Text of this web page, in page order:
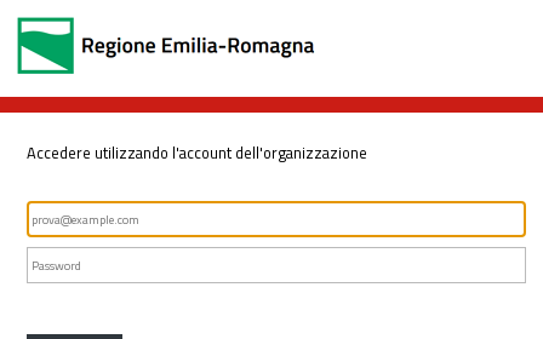
Accedere utilizzando l'account dell'organizzazione